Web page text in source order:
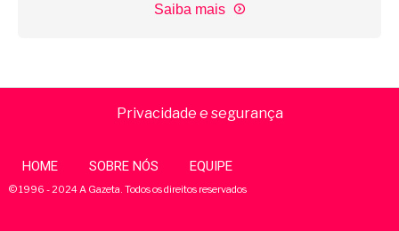
Saiba mais
Privacidade e segurança
HOME SOBRE NÓS EQUIPE
© 1996 - 2024 A Gazeta. Todos os direitos reservados